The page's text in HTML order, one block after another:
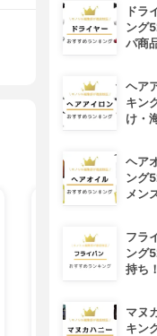
ドラ
ング
パ商
ヘア
キン
け・
ヘア
ング
メン
フラ
ング
持ち
マヌ
キン